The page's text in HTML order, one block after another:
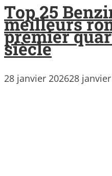
Top 25
meilleurs
premier
siècle
28 janvier 202628